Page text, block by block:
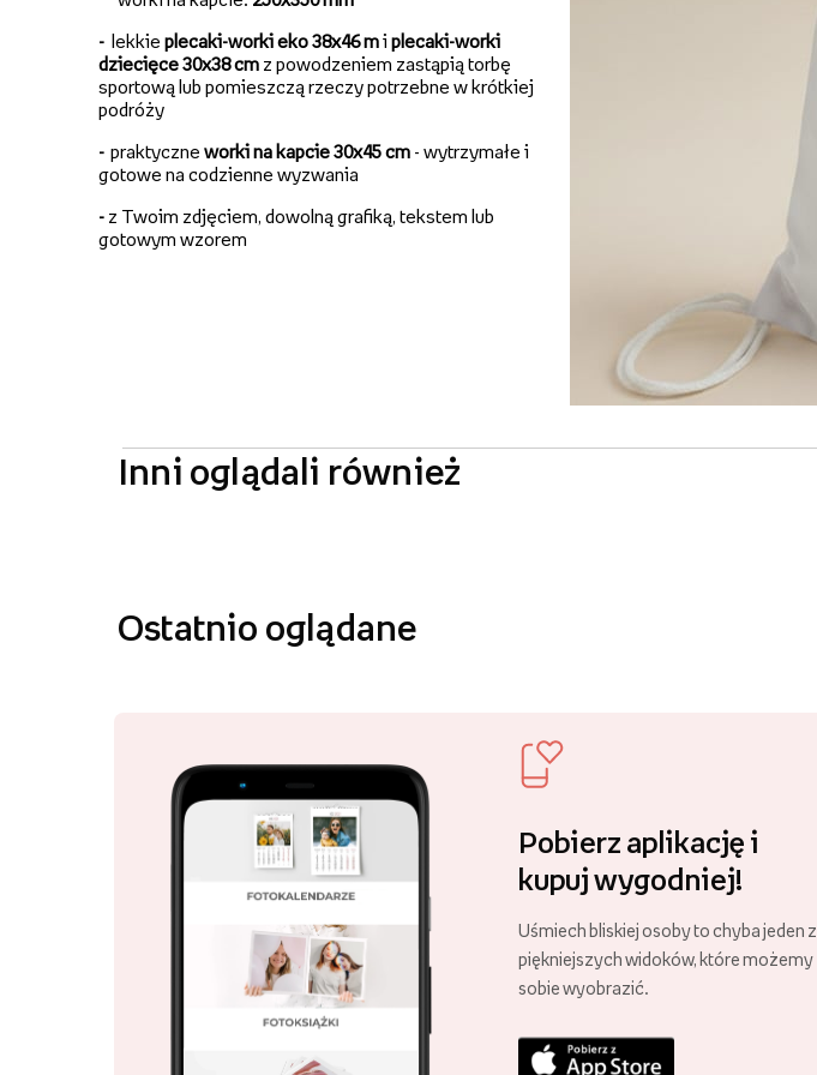
- lekkie plecaki-worki eko 38x46 mi plecaki-worki
dziecięce 30x38 cm z powodzeniem zastąpią torbę
sportową lub pomieszczą rzeczy potrzebne w krótkiej
podróży
- praktyczne worki na kapcie 30x45 cm - wytrzymałe i
gotowe na codzienne wyzwania
- z Twoim zdjęciem, dowolną grafiką, tekstem lub
gotowym wzorem
Inni oglądali również
Ostatnio oglądane
Pobierz aplikację i
kupuj wygodniej!
Uśmiech bliskiej osoby to chyba jeden z
piękniejszych widoków, które możemy
sobie wyobrazić.